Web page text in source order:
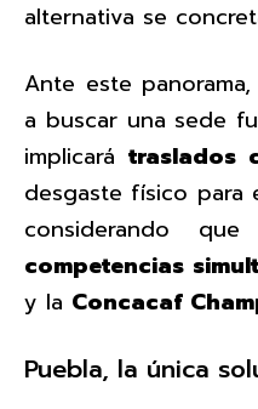
alternativa se
Ante este
a buscar una sede
implicará traslados
desgaste físico para
considerando
competencias
y la Concacaf
Puebla, la única